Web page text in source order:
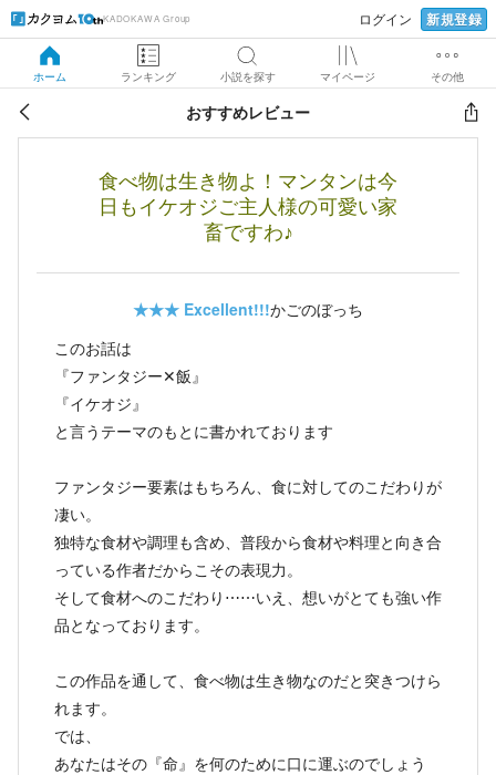
KADOKAWA Group ログイン 新規登録
ホーム ランキング 小説を探す マイページ その他
おすすめレビュー
食べ物は生き物よ！マンタンは今
日もイケオジご主人様の可愛い家
畜ですわ♪
★★★ Excellent!!!かごのぼっち
このお話は
『ファンタジー✕飯』
『イケオジ』
と言うテーマのもとに書かれております
ファンタジー要素はもちろん、食に対してのこだわりが
凄い。
独特な食材や調理も含め、普段から食材や料理と向き合
っている作者だからこその表現力。
そして食材へのこだわり⋯⋯いえ、想いがとても強い作
品となっております。
この作品を通して、食べ物は生き物なのだと突きつけら
れます。
では、
あなたはその『命』を何のために口に運ぶのでしょう